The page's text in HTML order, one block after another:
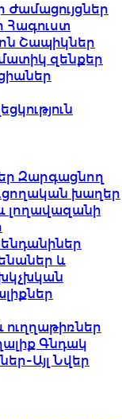
Ժամացույցներ
Հագուստ
Շապիկներ
զենքեր
Զարգացնող
խաղեր
լողավազանի
և
ուղղաթիռներ
Գնդակ
ԱյլՆվեր